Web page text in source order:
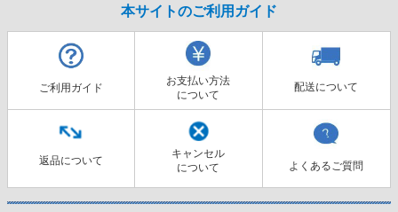
本サイトのご利用ガイド
ご利用ガイド
お支払い方法
について
配送について
返品について
キャンセル
について
よくあるご質問